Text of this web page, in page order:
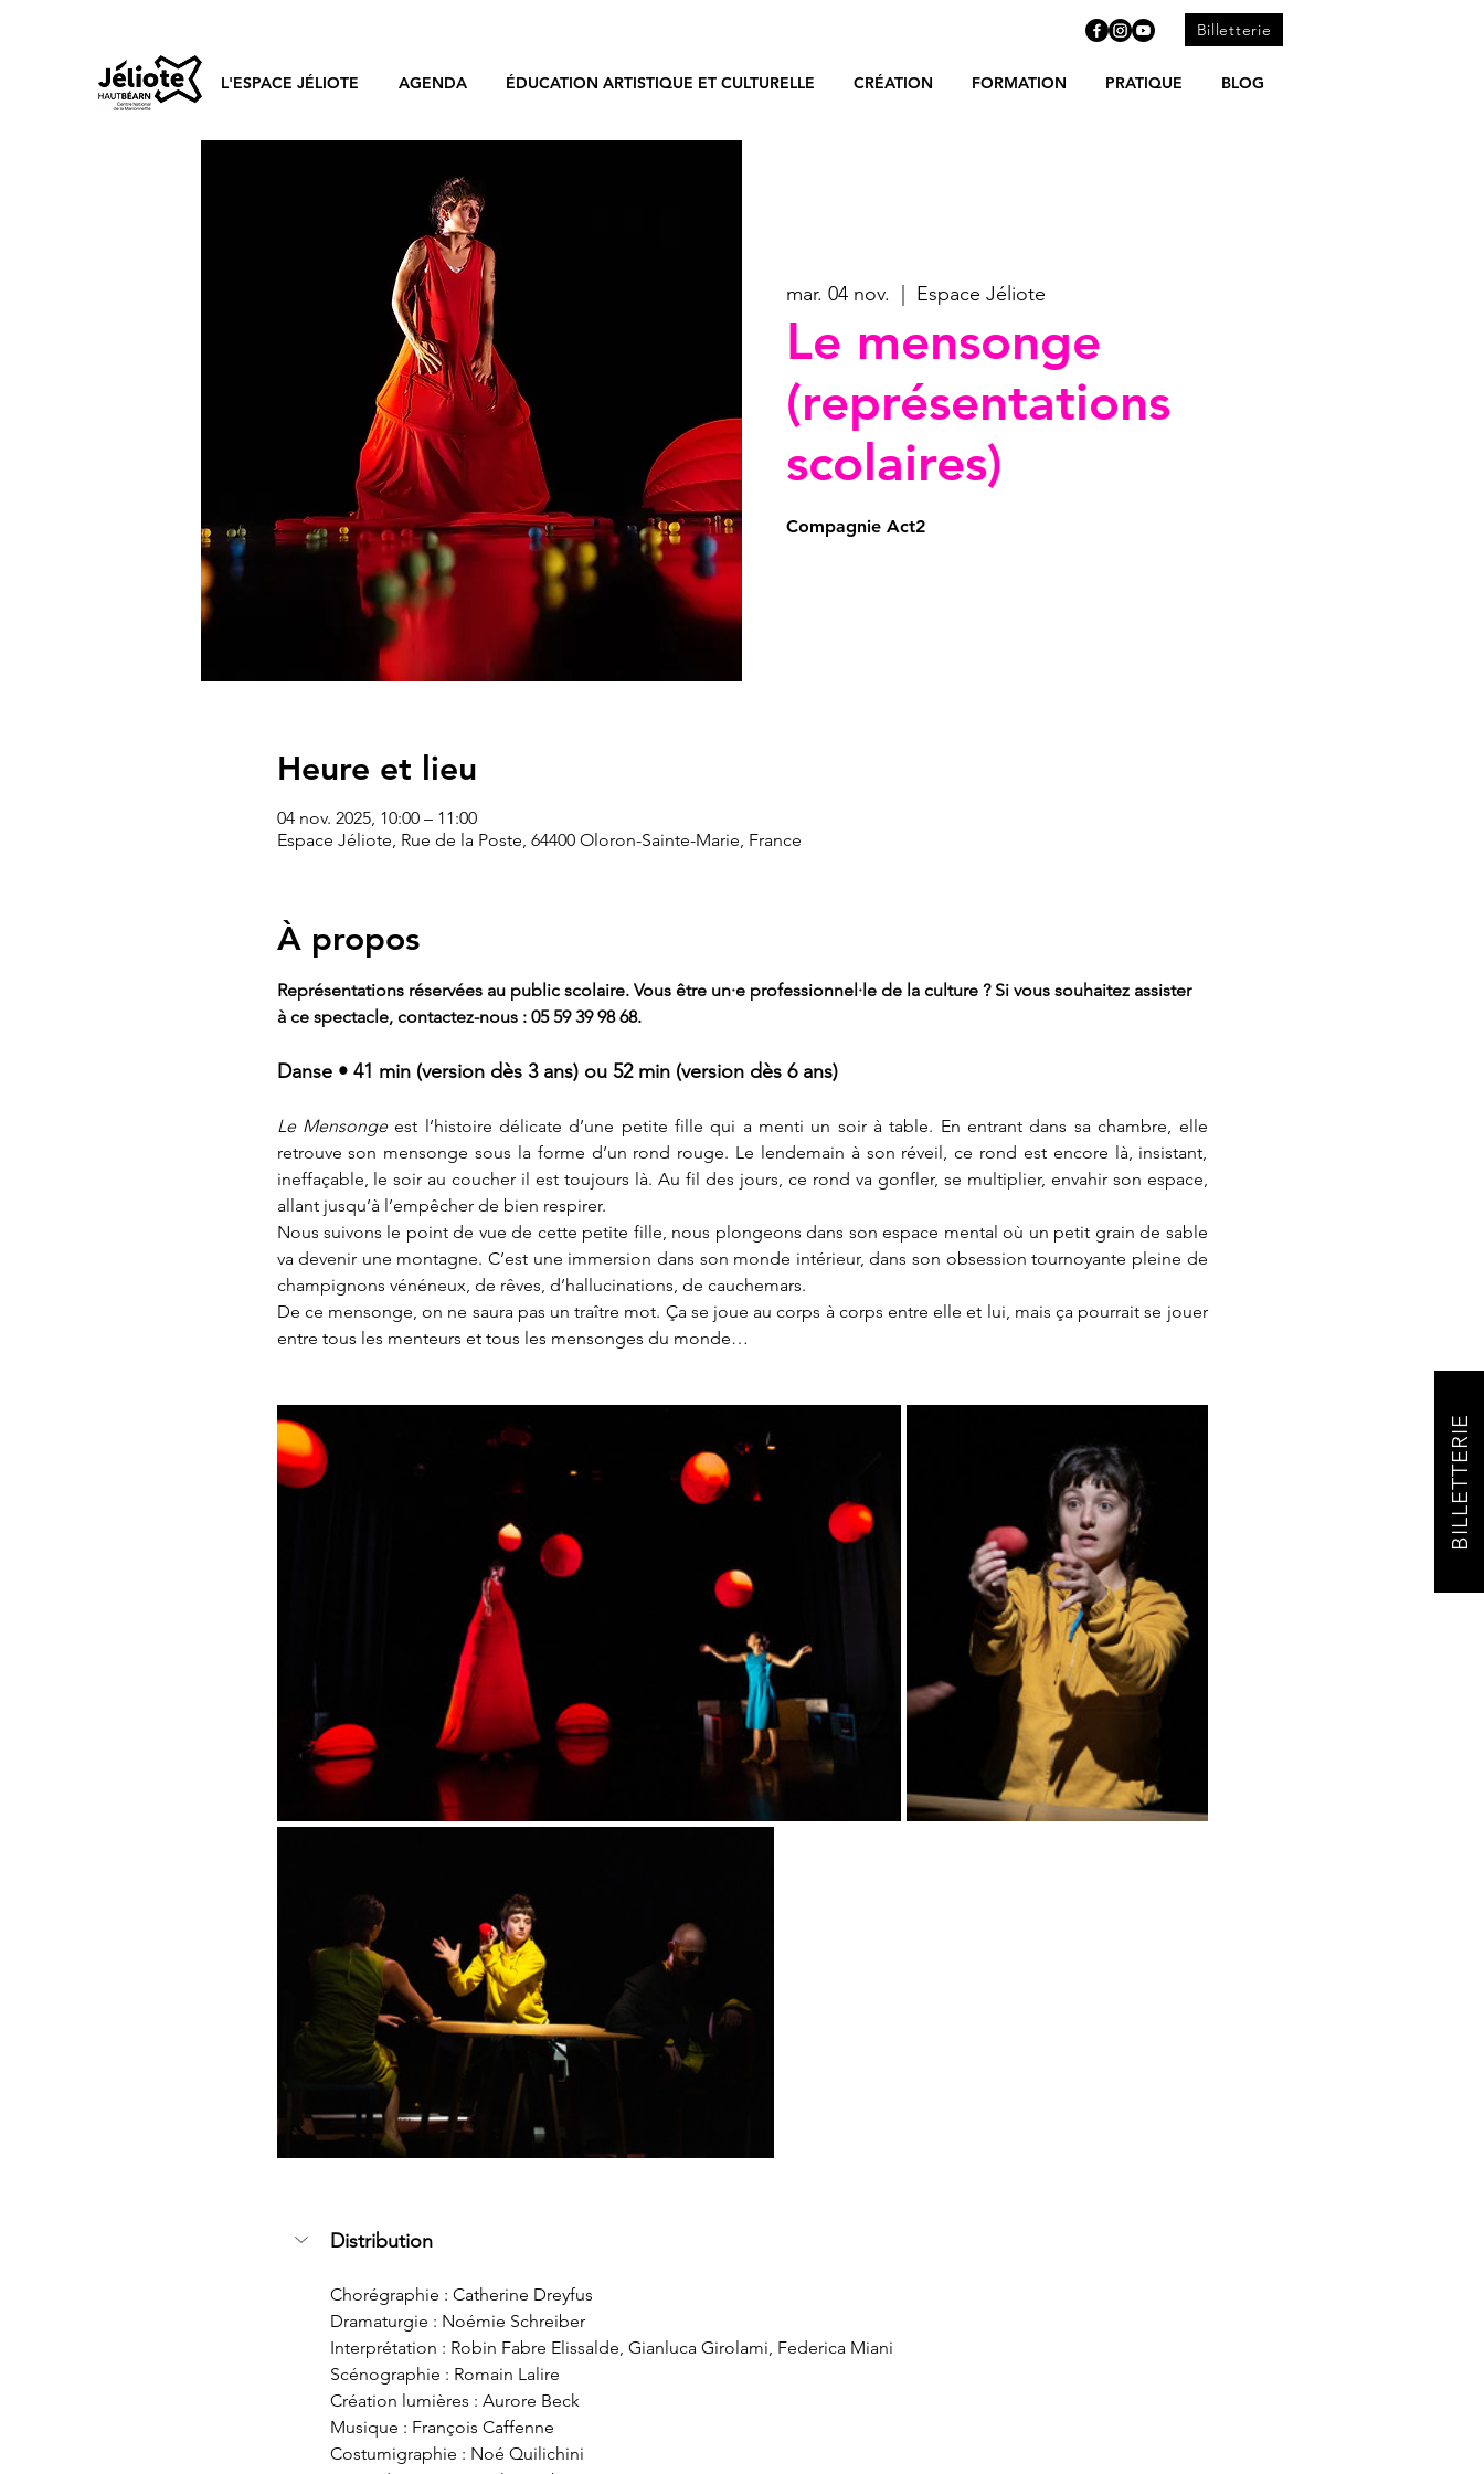
Billetterie
L'ESPACE JÉLIOTE AGENDA ÉDUCATION ARTISTIQUE ET CULTURELLE CRÉATION FORMATION PRATIQUE BLOG
BILLETTERIE
mar. 04 nov. Espace Jéliote
Le mensonge
(représentations
scolaires)
Compagnie Act2
Heure et lieu
04 nov. 2025, 10:00 – 11:00
Espace Jéliote, Rue de la Poste, 64400 Oloron-Sainte-Marie, France
À propos
Représentations réservées au public scolaire. Vous être un·e professionnel·le de la culture ? Si vous souhaitez assister
à ce spectacle, contactez-nous : 05 59 39 98 68.
Danse • 41 min (version dès 3 ans) ou 52 min (version dès 6 ans)
Le Mensonge est l’histoire délicate d’une petite fille qui a menti un soir à table. En entrant dans sa chambre, elle
retrouve son mensonge sous la forme d’un rond rouge. Le lendemain à son réveil, ce rond est encore là, insistant,
ineffaçable, le soir au coucher il est toujours là. Au fil des jours, ce rond va gonfler, se multiplier, envahir son espace,
allant jusqu’à l’empêcher de bien respirer.
Nous suivons le point de vue de cette petite fille, nous plongeons dans son espace mental où un petit grain de sable
va devenir une montagne. C’est une immersion dans son monde intérieur, dans son obsession tournoyante pleine de
champignons vénéneux, de rêves, d’hallucinations, de cauchemars.
De ce mensonge, on ne saura pas un traître mot. Ça se joue au corps à corps entre elle et lui, mais ça pourrait se jouer
entre tous les menteurs et tous les mensonges du monde…
Distribution
Chorégraphie : Catherine Dreyfus
Dramaturgie : Noémie Schreiber
Interprétation : Robin Fabre Elissalde, Gianluca Girolami, Federica Miani
Scénographie : Romain Lalire
Création lumières : Aurore Beck
Musique : François Caffenne
Costumigraphie : Noé Quilichini